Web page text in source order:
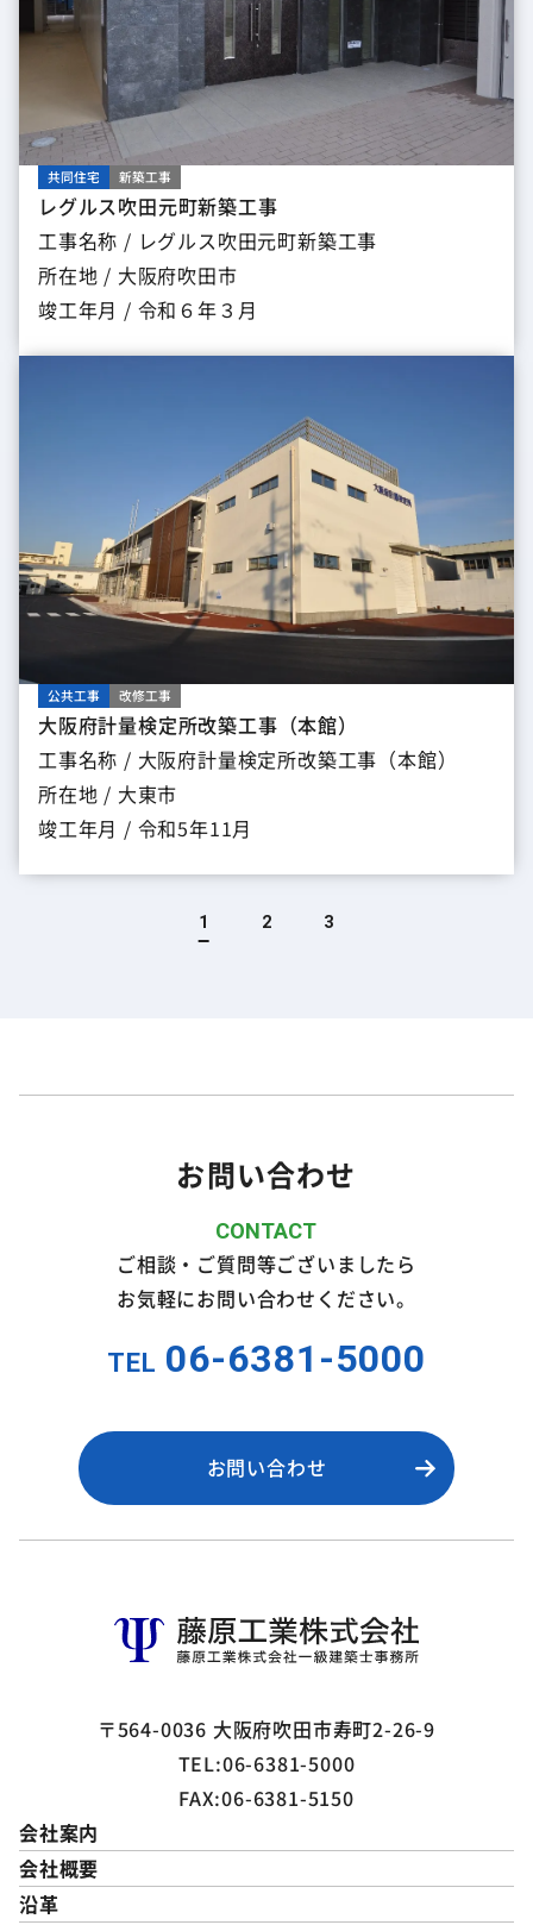
共同住宅 新築工事
レグルス吹田元町新築工事
工事名称 / レグルス吹田元町新築工事
所在地 / 大阪府吹田市
竣工年月 / 令和６年３月
公共工事 改修工事
大阪府計量検定所改築工事（本館）
工事名称 / 大阪府計量検定所改築工事（本館）
所在地 / 大東市
竣工年月 / 令和5年11月
1 2 3
お問い合わせ
ご相談・ご質問等ございましたら
お気軽にお問い合わせください。
TEL 06-6381-5000
お問い合わせ
〒564-0036 大阪府吹田市寿町2-26-9
TEL:06-6381-5000
FAX:06-6381-5150
会社案内
会社概要
沿革